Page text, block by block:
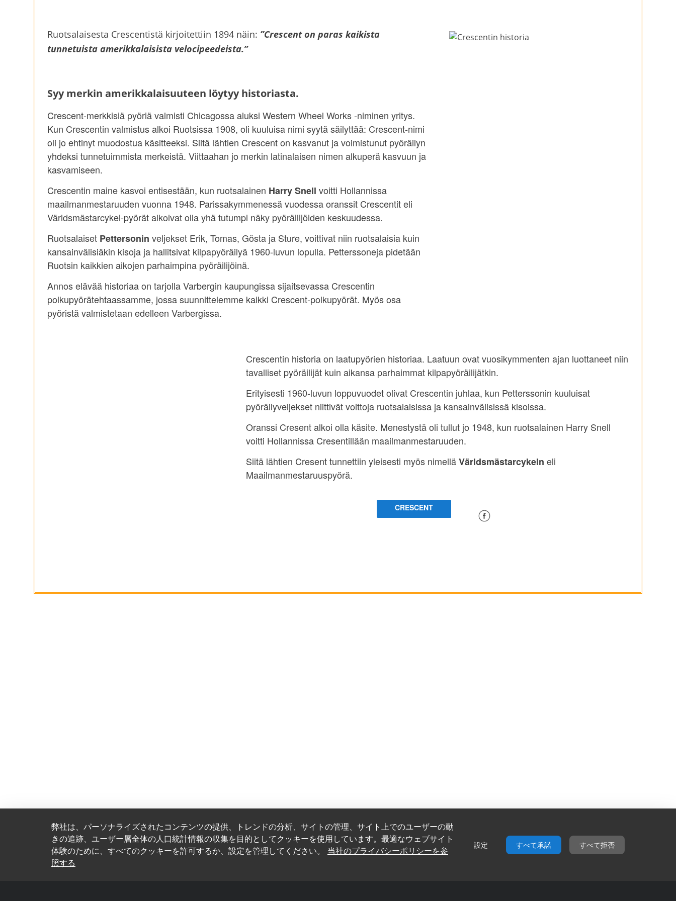
Ruotsalaisesta Crescentistä kirjoitettiin 1894 näin: ”Crescent on paras kaikista
tunnetuista amerikkalaisista velocipeedeista.”
Syy merkin amerikkalaisuuteen löytyy historiasta.
Crescent-merkkisiä pyöriä valmisti Chicagossa aluksi Western Wheel Works -niminen yritys.
Kun Crescentin valmistus alkoi Ruotsissa 1908, oli kuuluisa nimi syytä säilyttää: Crescent-nimi
oli jo ehtinyt muodostua käsitteeksi. Siitä lähtien Crescent on kasvanut ja voimistunut pyöräilyn
yhdeksi tunnetuimmista merkeistä. Viittaahan jo merkin latinalaisen nimen alkuperä kasvuun ja
kasvamiseen.
Crescentin maine kasvoi entisestään, kun ruotsalainen Harry Snell voitti Hollannissa
maailmanmestaruuden vuonna 1948. Parissakymmenessä vuodessa oranssit Crescentit eli
Världsmästarcykel-pyörät alkoivat olla yhä tutumpi näky pyöräilijöiden keskuudessa.
Ruotsalaiset Pettersonin veljekset Erik, Tomas, Gösta ja Sture, voittivat niin ruotsalaisia kuin
kansainvälisiäkin kisoja ja hallitsivat kilpapyöräilyä 1960-luvun lopulla. Petterssoneja pidetään
Ruotsin kaikkien aikojen parhaimpina pyöräilijöinä.
Annos elävää historiaa on tarjolla Varbergin kaupungissa sijaitsevassa Crescentin
polkupyörätehtaassamme, jossa suunnittelemme kaikki Crescent-polkupyörät. Myös osa
pyöristä valmistetaan edelleen Varbergissa.
Crescentin historia on laatupyörien historiaa. Laatuun ovat vuosikymmenten ajan luottaneet niin
tavalliset pyöräilijät kuin aikansa parhaimmat kilpapyöräilijätkin.
Erityisesti 1960-luvun loppuvuodet olivat Crescentin juhlaa, kun Petterssonin kuuluisat
pyöräilyveljekset niittivät voittoja ruotsalaisissa ja kansainvälisissä kisoissa.
Oranssi Cresent alkoi olla käsite. Menestystä oli tullut jo 1948, kun ruotsalainen Harry Snell
voitti Hollannissa Cresentillään maailmanmestaruuden.
Siitä lähtien Cresent tunnettiin yleisesti myös nimelläVärldsmästarcykeln eli
Maailmanmestaruuspyörä.
CRESCENT
弊社は、パーソナライズされたコンテンツの提供、トレンドの分析、サイトの管理、サイト上でのユーザーの動
きの追跡、ユーザー層全体の人口統計情報の収集を目的としてクッキーを使用しています。最適なウェブサイト
体験のために、すべてのクッキーを許可するか、設定を管理してください。 当社のプライバシーポリシーを参
照する
設定 すべて承諾 すべて拒否